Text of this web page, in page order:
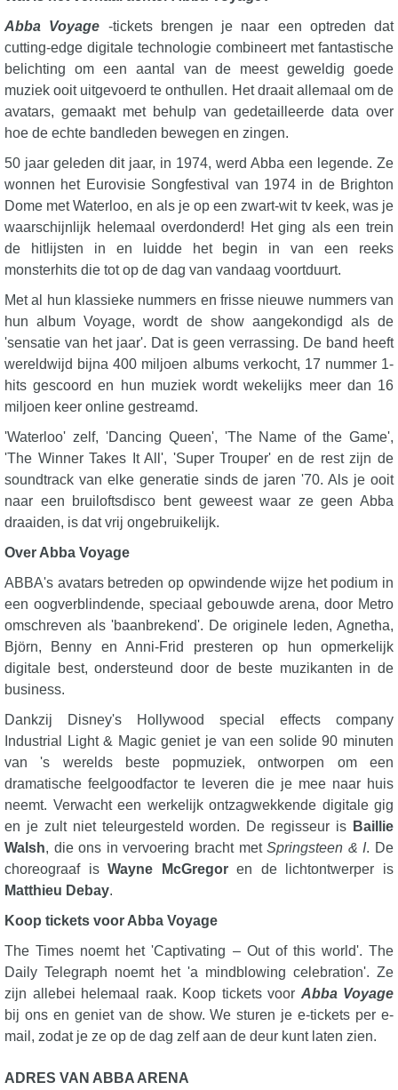
Abba Voyage -tickets brengen je naar een optreden dat
cutting-edge digitale technologie combineert met fantastische
belichting om een aantal van de meest geweldig goede
muziek ooit uitgevoerd te onthullen. Het draait allemaal om de
avatars, gemaakt met behulp van gedetailleerde data over
hoe de echte bandleden bewegen en zingen.
50 jaar geleden dit jaar, in 1974, werd Abba een legende. Ze
wonnen het Eurovisie Songfestival van 1974 in de Brighton
Dome met Waterloo, en als je op een zwart-wit tv keek, was je
waarschijnlijk helemaal overdonderd! Het ging als een trein
de hitlijsten in en luidde het begin in van een reeks
monsterhits die tot op de dag van vandaag voortduurt.
Met al hun klassieke nummers en frisse nieuwe nummers van
hun album Voyage, wordt de show aangekondigd als de
'sensatie van het jaar'. Dat is geen verrassing. De band heeft
wereldwijd bijna 400 miljoen albums verkocht, 17 nummer 1-
hits gescoord en hun muziek wordt wekelijks meer dan 16
miljoen keer online gestreamd.
'Waterloo' zelf, 'Dancing Queen', 'The Name of the Game',
'The Winner Takes It All', 'Super Trouper' en de rest zijn de
soundtrack van elke generatie sinds de jaren '70. Als je ooit
naar een bruiloftsdisco bent geweest waar ze geen Abba
draaiden, is dat vrij ongebruikelijk.
Over Abba Voyage
ABBA's avatars betreden op opwindende wijze het podium in
een oogverblindende, speciaal gebouwde arena, door Metro
omschreven als 'baanbrekend'. De originele leden, Agnetha,
Björn, Benny en Anni-Frid presteren op hun opmerkelijk
digitale best, ondersteund door de beste muzikanten in de
business.
Dankzij Disney's Hollywood special effects company
Industrial Light & Magic geniet je van een solide 90 minuten
van 's werelds beste popmuziek, ontworpen om een
dramatische feelgoodfactor te leveren die je mee naar huis
neemt. Verwacht een werkelijk ontzagwekkende digitale gig
en je zult niet teleurgesteld worden. De regisseur is Baillie
Walsh, die ons in vervoering bracht metSpringsteen & I. De
choreograaf isWayne McGregoren de lichtontwerper is
Matthieu Debay.
Koop tickets voor Abba Voyage
The Times noemt het 'Captivating – Out of this world'. The
Daily Telegraph noemt het 'a mindblowing celebration'. Ze
zijn allebei helemaal raak. Koop tickets voor Abba Voyage
bij ons en geniet van de show. We sturen je e-tickets per e-
mail, zodat je ze op de dag zelf aan de deur kunt laten zien.
ADRES VAN ABBA ARENA